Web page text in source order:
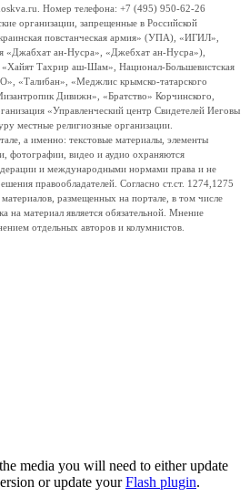
Номер телефона: +7 (495) 950-62-26
организации, запрещенные в Российской
повстанческая армия» (УПА), «ИГИЛ»,
ан-Нусра», «Джебхат ан-Нусра»),
«Хайят Тахрир аш-Шам», Национал-Большевистская
«Талибан», «Меджлис крымско-татарского
Дивижн», «Братство» Корчинского,
«Управленческий центр Свидетелей Иеговы
местные религиозные организации.
а именно: текстовые материалы, элементы
фотографии, видео и аудио охраняются
и международными нормами права и не
правообладателей. Согласно ст.ст. 1274,1275
размещенных на портале, в том числе
на материал является обязательной. Мнение
отдельных авторов и колумнистов.
media you will need to either update
or update yourFlash plugin.